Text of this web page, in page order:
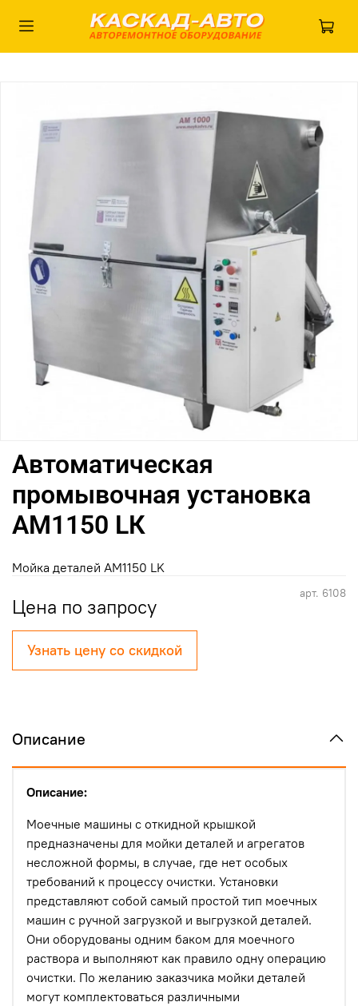
арт. 6108
Автоматическая
промывочная установка
АМ1150 LК
Цена по запросу
Узнать цену со скидкой
Мойка деталей АМ1150 LK
Описание
Описание:
Моечные машины с откидной крышкой
предназначены для мойки деталей и агрегатов
несложной формы, в случае, где нет особых
требований к процессу очистки. Установки
представляют собой самый простой тип моечных
машин с ручной загрузкой и выгрузкой деталей.
Они оборудованы одним баком для моечного
раствора и выполняют как правило одну операцию
очистки. По желанию заказчика мойки деталей
могут комплектоваться различными